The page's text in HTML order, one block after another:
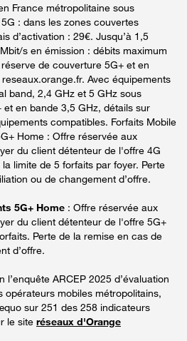
France métropolitaine sous
: dans les zones couvertes
d’activation : 29€. Jusqu’à 1,5
s en émission : débits maximum
de couverture 5G+ et en
Avec équipements
band, 2,4 GHz et 5 GHz sous
en bande 3,5 GHz, détails sur
compatibles. Forfaits Mobile
Home : Offre réservée aux
du client détenteur de l'offre 4G
limite de 5 forfaits par foyer. Perte
ou de changement d’offre.
5G+ Home : Offre réservée aux
du client détenteur de l'offre 5G+
Perte de la remise en cas de
d’offre.
l’enquête ARCEP 2025 d’évaluation
opérateurs mobiles métropolitains,
sur 251 des 258 indicateurs
le site réseaux d'Orange